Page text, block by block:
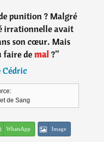
punition ? Malgré
irrationnelle avait
son cœur. Mais
faire demal?”
Cédric
de Sang
WhatsApp Image